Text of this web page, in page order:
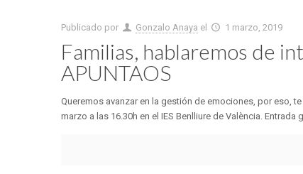
Publicado por Gonzalo Anaya el 1 marzo, 2019
Familias, hablaremos de
APUNTAOS
Queremos avanzar en la gestión de emociones, por eso,
marzo a las 16.30h en el IES Benlliure de València. Entrada